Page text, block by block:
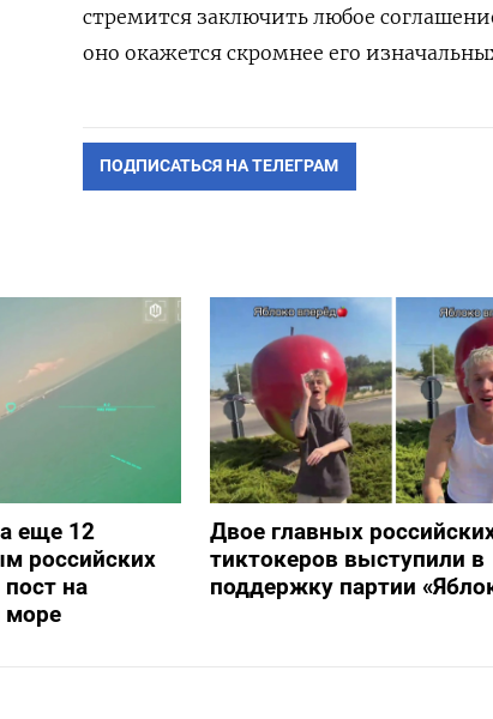
стремится заключить любое
оно окажется скромнее его
ПОДПИСАТЬСЯ НА ТЕЛЕГРАМ
еще 12
российских
на
Двое главных
тиктокеров выступили в
поддержку партии